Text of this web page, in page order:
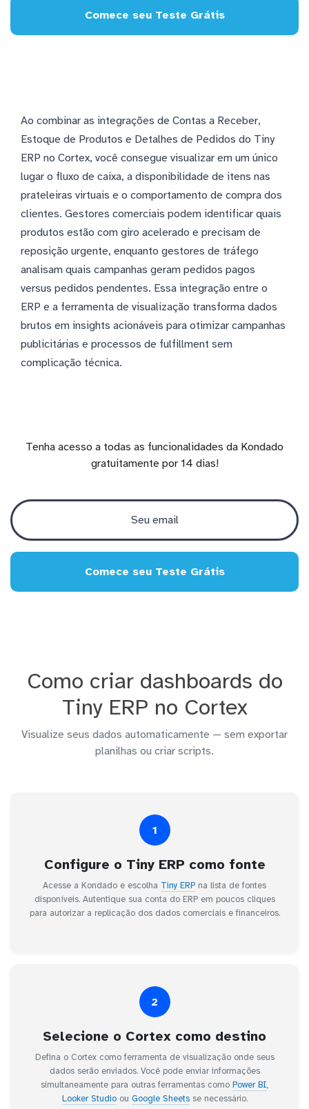
Comece seu Teste Grátis
Ao combinar as integrações de Contas a Receber,
Estoque de Produtos e Detalhes de Pedidos do Tiny
ERP no Cortex, você consegue visualizar em um único
lugar o fluxo de caixa, a disponibilidade de itens nas
prateleiras virtuais e o comportamento de compra dos
clientes. Gestores comerciais podem identificar quais
produtos estão com giro acelerado e precisam de
reposição urgente, enquanto gestores de tráfego
analisam quais campanhas geram pedidos pagos
versus pedidos pendentes. Essa integração entre o
ERP e a ferramenta de visualização transforma dados
brutos em insights acionáveis para otimizar campanhas
publicitárias e processos de fulfillment sem
complicação técnica.
Tenha acesso a todas as funcionalidades da Kondado
gratuitamente por 14 dias!
Comece seu Teste Grátis
Como criar dashboards do
Tiny ERP no Cortex
Visualize seus dados automaticamente — sem exportar
planilhas ou criar scripts.
1
Configure o Tiny ERP como fonte
Acesse a Kondado e escolha Tiny ERP na lista de fontes
disponíveis. Autentique sua conta do ERP em poucos cliques
para autorizar a replicação dos dados comerciais e financeiros.
2
Selecione o Cortex como destino
Defina o Cortex como ferramenta de visualização onde seus
dados serão enviados. Você pode enviar informações
simultaneamente para outras ferramentas como Power BI,
Looker Studioou Google Sheetsse necessário.